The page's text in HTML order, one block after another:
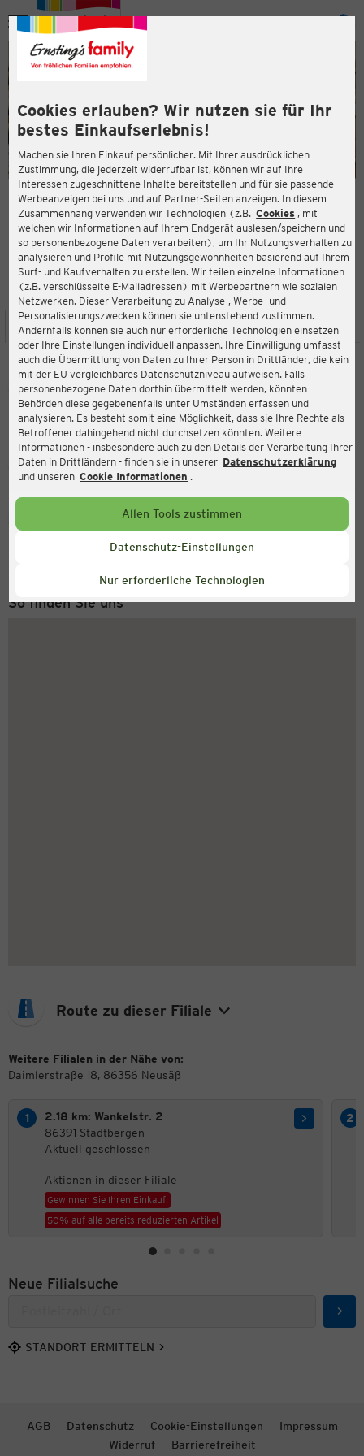
Cookies erlauben? Wir nutzen sie für Ihr
bestes Einkaufserlebnis!
Machen sie Ihren Einkauf persönlicher. Mit Ihrer ausdrücklichen
Zustimmung, die jederzeit widerrufbar ist, können wir auf Ihre
Interessen zugeschnittene Inhalte bereitstellen und für sie passende
Werbeanzeigen bei uns und auf Partner-Seiten anzeigen. In diesem
Zusammenhang verwenden wir Technologien (z.B. Cookies , mit
welchen wir Informationen auf Ihrem Endgerät auslesen/speichern und
so personenbezogene Daten verarbeiten), um Ihr Nutzungsverhalten zu
analysieren und Profile mit Nutzungsgewohnheiten basierend auf Ihrem
Surf- und Kaufverhalten zu erstellen. Wir teilen einzelne Informationen
(z.B. verschlüsselte E-Mailadressen) mit Werbepartnern wie sozialen
Netzwerken. Dieser Verarbeitung zu Analyse-, Werbe- und
Personalisierungszwecken können sie untenstehend zustimmen.
Andernfalls können sie auch nur erforderliche Technologien einsetzen
oder Ihre Einstellungen individuell anpassen. Ihre Einwilligung umfasst
auch die Übermittlung von Daten zu Ihrer Person in Drittländer, die kein
mit der EU vergleichbares Datenschutzniveau aufweisen. Falls
personenbezogene Daten dorthin übermittelt werden, könnten
Behörden diese gegebenenfalls unter Umständen erfassen und
analysieren. Es besteht somit eine Möglichkeit, dass sie Ihre Rechte als
Betroffener dahingehend nicht durchsetzen könnten. Weitere
Informationen - insbesondere auch zu den Details der Verarbeitung Ihrer
Daten in Drittländern - finden sie in unserer Datenschutzerklärung
und unseren Cookie Informationen .
Allen Tools zustimmen
Datenschutz-Einstellungen
Nur erforderliche Technologien
Menü
ERNSTING'S FAMILY FILIALE
Daimlerstraße 18
86356 Neusäß
4,7
Bewertung:
STANDORT SERVICES SORTIMENT AKTIONEN
Ernsting's family
Daimlerstraße 18, 86356 Neusäß
Aktuell:
Geschlossen
Service Hotline
+49 (0) 2546 / 98 999 98
So finden Sie uns
Route zu dieser Filiale
Weitere Filialen in der Nähe von:
Daimlerstraße 18, 86356 Neusäß
2.18 km: Wankelstr. 2
86391 Stadtbergen
Aktuell geschlossen
Aktionen in dieser Filiale
Gewinnen Sie Ihren Einkauf!
50% auf alle bereits reduzierten Artikel
Neue Filialsuche
STANDORT ERMITTELN
AGB Datenschutz Cookie-Einstellungen
Impressum
Widerruf
Barrierefreiheit